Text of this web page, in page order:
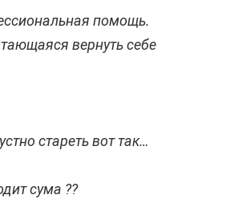
помощь.
вернуть себе
стареть вот так…
сума ??